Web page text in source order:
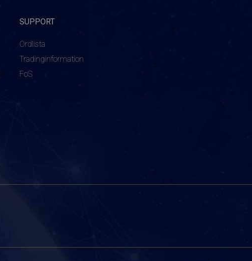
SUPPORT
Ordlista
Tradinginformation
FoS